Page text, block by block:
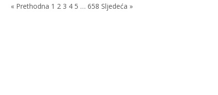
« Prethodna 1 2 3 4 5 … 658 Sljedeća »